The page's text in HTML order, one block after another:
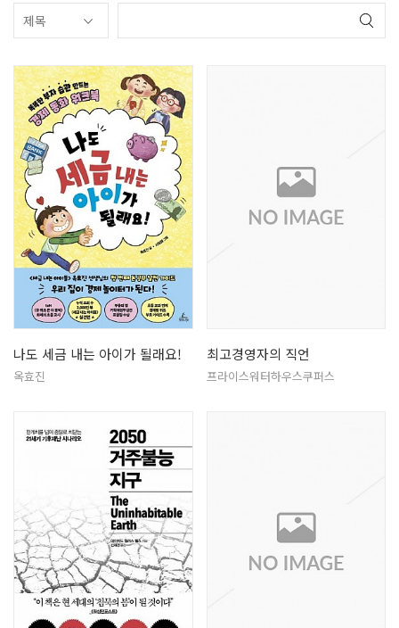
나도 세금 내는 아이가 될래요!
옥효진
최고경영자의 직언
프라이스워터하우스쿠퍼스